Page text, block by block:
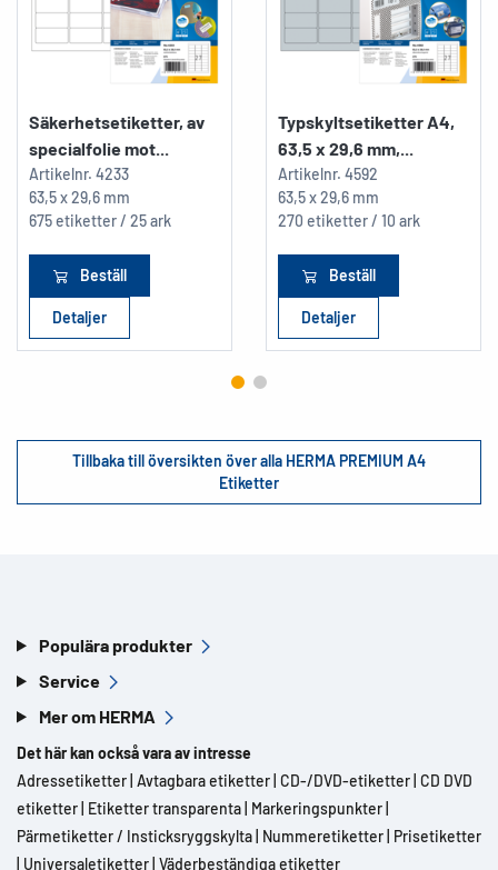
Säkerhetsetiketter, av
specialfolie mot...
Artikelnr. 4233
63,5 x 29,6 mm
675 etiketter / 25 ark
Beställ
Detaljer
Typskyltsetiketter A4,
63,5 x 29,6 mm,...
Artikelnr. 4592
63,5 x 29,6 mm
270 etiketter / 10 ark
Beställ
Detaljer
Tillbaka till översikten över alla HERMA PREMIUM A4
Etiketter
Populära produkter
Service
Mer om HERMA
Det här kan också vara av intresse
Adressetiketter Avtagbara etiketter CD-/DVD-etiketter CD DVD
etiketter Etiketter transparenta Markeringspunkter
Pärmetiketter / Insticksryggskylta Nummeretiketter Prisetiketter
Universaletiketter Väderbeständiga etiketter